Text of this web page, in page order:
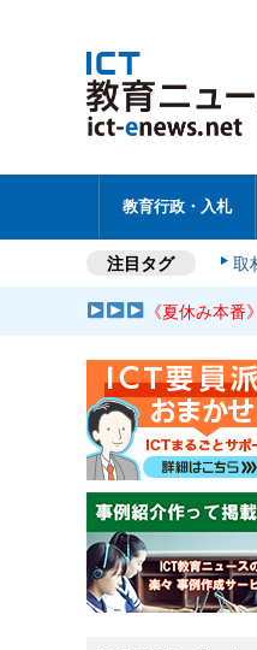
教育行政・入札
注目タグ 取
《夏休み本番